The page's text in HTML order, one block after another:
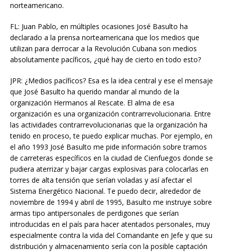
norteamericano.
FL: Juan Pablo, en múltiples ocasiones José Basulto ha
declarado a la prensa norteamericana que los medios que
utilizan para derrocar a la Revolución Cubana son medios
absolutamente pacíficos, ¿qué hay de cierto en todo esto?
JPR: ¿Medios pacíficos? Esa es la idea central y ese el mensaje
que José Basulto ha querido mandar al mundo de la
organización Hermanos al Rescate. El alma de esa
organización es una organización contrarrevolucionaria. Entre
las actividades contrarrevolucionarias que la organización ha
tenido en proceso, te puedo explicar muchas. Por ejemplo, en
el año 1993 José Basulto me pide información sobre tramos
de carreteras específicos en la ciudad de Cienfuegos donde se
pudiera aterrizar y bajar cargas explosivas para colocarlas en
torres de alta tensión que serían voladas y así afectar el
Sistema Energético Nacional. Te puedo decir, alrededor de
noviembre de 1994 y abril de 1995, Basulto me instruye sobre
armas tipo antipersonales de perdigones que serían
introducidas en el país para hacer atentados personales, muy
especialmente contra la vida del Comandante en Jefe y que su
distribución y almacenamiento sería con la posible captación